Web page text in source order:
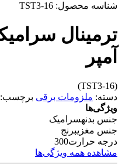
شناسه محصول: TST3-16
آمپر
(TST3-16)
دسته: ملزومات برقی برچسب:
ویژگی‌ها
جنس بدنهسرامیک
جنس مغزیبرنج
درجه حرارت300
مشاهده همه ویژگی‌ها